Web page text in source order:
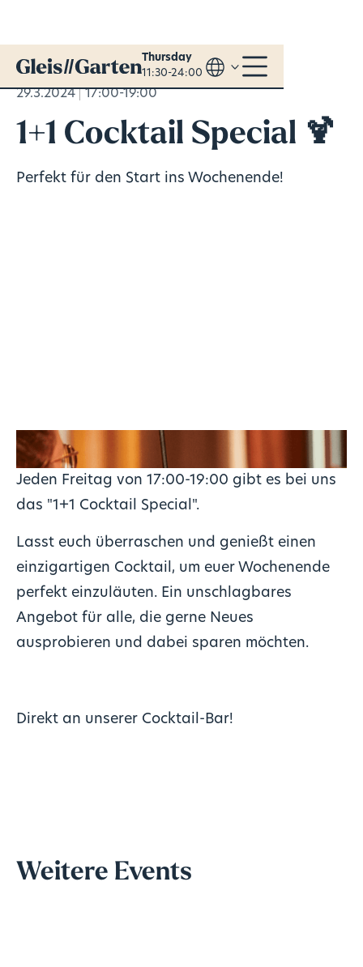
Thursday
11:30-24:00
29.3.2024 17:00-19:00
1+1 Cocktail Special 🍹
Perfekt für den Start ins Wochenende!
Jeden Freitag von 17:00-19:00 gibt es bei uns
das "1+1 Cocktail Special".
Lasst euch überraschen und genießt einen
einzigartigen Cocktail, um euer Wochenende
perfekt einzuläuten. Ein unschlagbares
Angebot für alle, die gerne Neues
ausprobieren und dabei sparen möchten.
Direkt an unserer Cocktail-Bar!
Weitere Events